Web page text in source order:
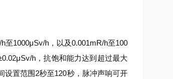
至1000μSv/h，以及0.001mR/h至100
h，抗饱和能力达到超过最大
设置范围2秒至120秒，脉冲声响可开